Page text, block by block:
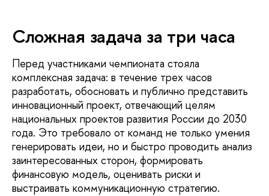
Сложная задача за три часа
Перед участниками чемпионата стояла
комплексная задача: в течение трех часов
разработать, обосновать и публично представить
инновационный проект, отвечающий целям
национальных проектов развития России до 2030
года. Это требовало от команд не только умения
генерировать идеи, но и быстро проводить анализ
заинтересованных сторон, формировать
финансовую модель, оценивать риски и
выстраивать коммуникационную стратегию.